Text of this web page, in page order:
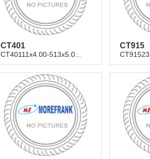
CT401
CT40111x4.00-513x5.0...
CT915